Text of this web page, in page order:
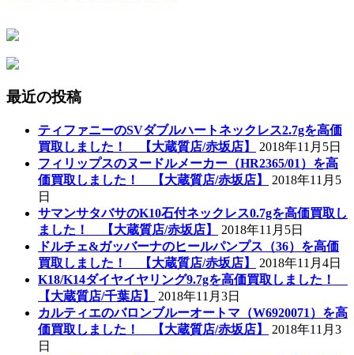
最近の投稿
ティファニーのSVダブルハートネックレス2.7gを高価
買取しました！ 【大蔵質店/赤坂店】
2018年11月5日
フィリップスのヌードルメーカー（HR2365/01）を高
価買取しました！ 【大蔵質店/赤坂店】
2018年11月5
日
サマンサタバサのK10石付ネックレス0.7gを高価買取し
ました！ 【大蔵質店/赤坂店】
2018年11月5日
ドルチェ&ガッバーナのヒールパンプス（36）を高価
買取しました！ 【大蔵質店/赤坂店】
2018年11月4日
K18/K14ダイヤイヤリング9.7gを高価買取しました！
【大蔵質店/千葉店】
2018年11月3日
カルティエのバロンブルーオートマ（W6920071）を高
価買取しました！ 【大蔵質店/赤坂店】
2018年11月3
日